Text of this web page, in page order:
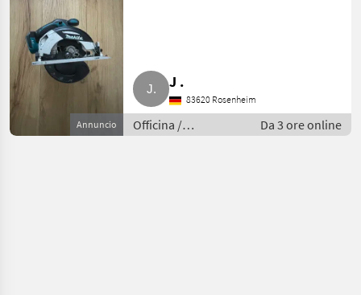
Annuncio
J .
83620 Rosenheim
Officina /
Attrezzatura da
Da 3 ore online